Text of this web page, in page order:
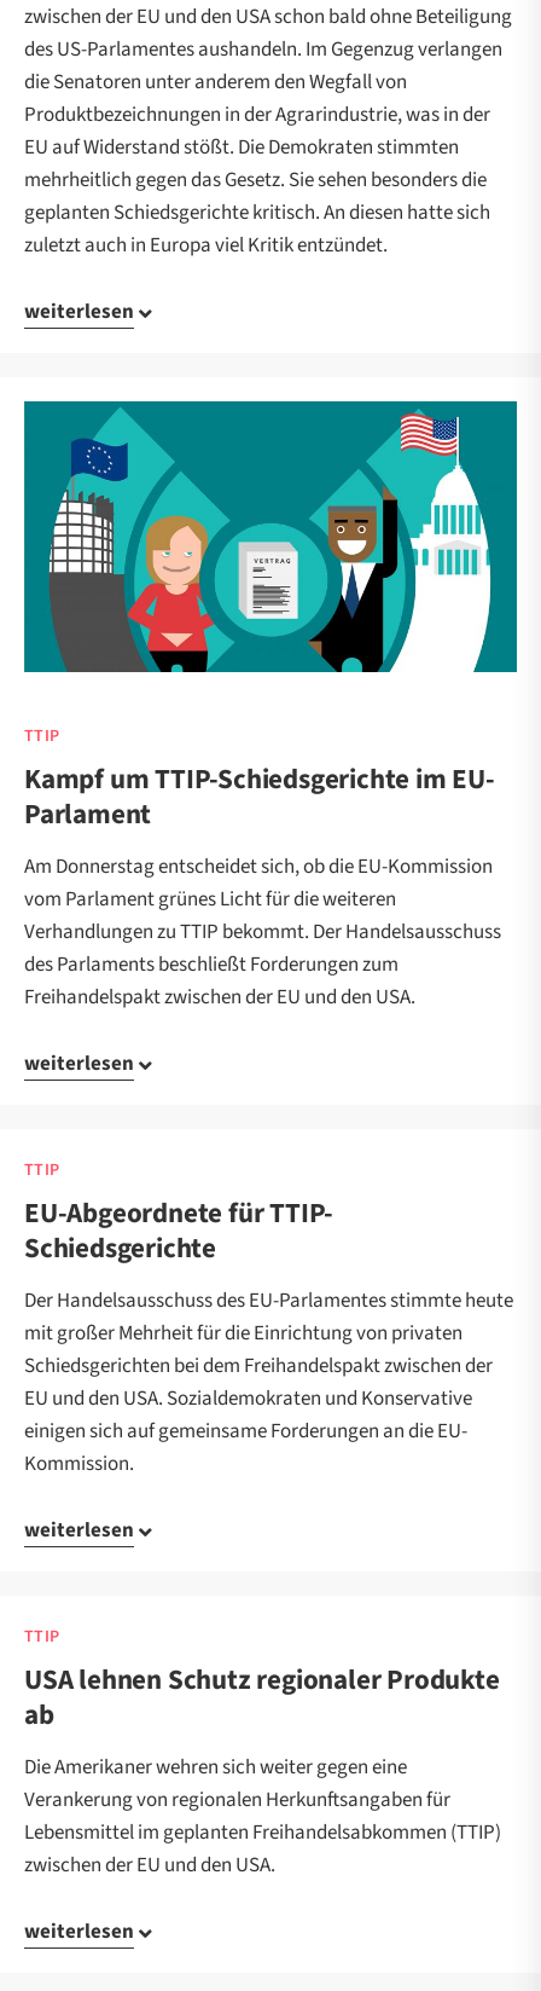
zwischen der EU und den USA schon bald ohne Beteiligung
des US-Parlamentes aushandeln. Im Gegenzug verlangen
die Senatoren unter anderem den Wegfall von
Produktbezeichnungen in der Agrarindustrie, was in der
EU auf Widerstand stößt. Die Demokraten stimmten
mehrheitlich gegen das Gesetz. Sie sehen besonders die
geplanten Schiedsgerichte kritisch. An diesen hatte sich
zuletzt auch in Europa viel Kritik entzündet.
weiterlesen
TTIP
Kampf um TTIP-Schiedsgerichte im EU-
Parlament
Am Donnerstag entscheidet sich, ob die EU-Kommission
vom Parlament grünes Licht für die weiteren
Verhandlungen zu TTIP bekommt. Der Handelsausschuss
des Parlaments beschließt Forderungen zum
Freihandelspakt zwischen der EU und den USA.
weiterlesen
TTIP
EU-Abgeordnete für TTIP-
Schiedsgerichte
Der Handelsausschuss des EU-Parlamentes stimmte heute
mit großer Mehrheit für die Einrichtung von privaten
Schiedsgerichten bei dem Freihandelspakt zwischen der
EU und den USA. Sozialdemokraten und Konservative
einigen sich auf gemeinsame Forderungen an die EU-
Kommission.
weiterlesen
TTIP
USA lehnen Schutz regionaler Produkte
ab
Die Amerikaner wehren sich weiter gegen eine
Verankerung von regionalen Herkunftsangaben für
Lebensmittel im geplanten Freihandelsabkommen (TTIP)
zwischen der EU und den USA.
weiterlesen